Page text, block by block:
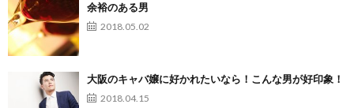
余裕のある男
2018.05.02
大阪のキャバ嬢に好かれたいなら！こんな男が好印象！
2018.04.15